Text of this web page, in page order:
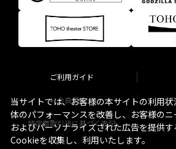
ご利用ガイド
会員規約 プ
特定商取引法に基づく表記
当サイトでは、お客様の本サイトの利用
体のパフォーマンスを改善し、お客様の
およびパーソナライズされた広告を提供
Cookieを収集し、利用いたします。